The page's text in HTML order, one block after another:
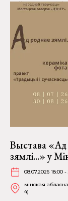
Выстава «Ад
зямлі...» у
08.07.2026 18:00
мінская
4)